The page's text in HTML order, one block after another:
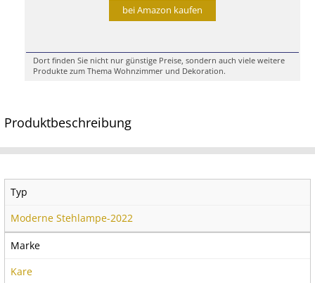
bei Amazon kaufen
Dort finden Sie nicht nur günstige Preise, sondern auch viele weitere
Produkte zum Thema Wohnzimmer und Dekoration.
Produktbeschreibung
Typ
Moderne Stehlampe-2022
Marke
Kare